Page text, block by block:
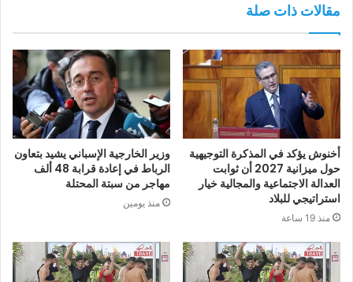
مقالات ذات صلة
أخنوش يؤكد في المذكرة التوجيهية
حول ميزانية 2027 أن ثوابت
العدالة الاجتماعية والمجالية خيار
استراتيجي للبلاد
منذ 19 ساعة
وزير الخارجية الإسباني يشيد بتعاون
الرباط في إعادة قرابة 48 ألف
مهاجر من سبتة المحتلة
منذ يومين